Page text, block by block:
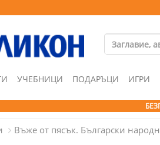
УЧЕБНИЦИ ПОДАРЪЦИ ИГРИ
Въже от пясък. Български